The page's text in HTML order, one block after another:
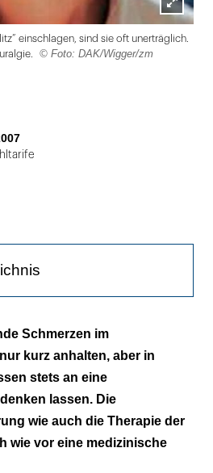
Lightbox
öffnen
einschlagen, sind sie oft unerträglich.
© Foto: DAK/Wigger/zm
Schmerzen
Trigger
Diagnostik
per
Schmerzen im
kurz anhalten, aber in
stets an eine
lassen. Die
wie auch die Therapie der
wie vor eine medizinische